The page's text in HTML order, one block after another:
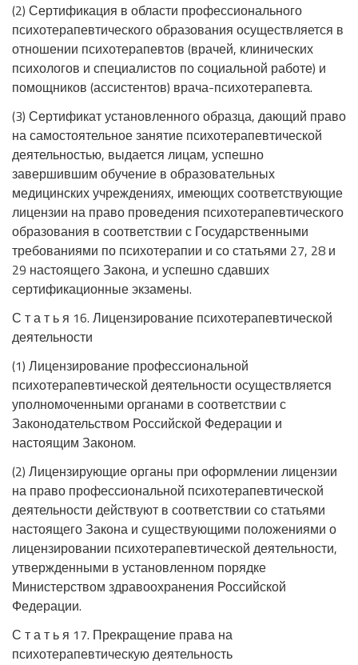
(2) Сертификация в области профессионального
психотерапевтического образования осуществляется в
отношении психотерапевтов (врачей, клинических
психологов и специалистов по социальной работе) и
помощников (ассистентов) врача-психотерапевта.
(3) Сертификат установленного образца, дающий право
на самостоятельное занятие психотерапевтической
деятельностью, выдается лицам, успешно
завершившим обучение в образовательных
медицинских учреждениях, имеющих соответствующие
лицензии на право проведения психотерапевтического
образования в соответствии с Государственными
требованиями по психотерапии и со статьями 27, 28 и
29 настоящего Закона, и успешно сдавших
сертификационные экзамены.
С т а т ь я 16. Лицензирование психотерапевтической
деятельности
(1) Лицензирование профессиональной
психотерапевтической деятельности осуществляется
уполномоченными органами в соответствии с
Законодательством Российской Федерации и
настоящим Законом.
(2) Лицензирующие органы при оформлении лицензии
на право профессиональной психотерапевтической
деятельности действуют в соответствии со статьями
настоящего Закона и существующими положениями о
лицензировании психотерапевтической деятельности,
утвержденными в установленном порядке
Министерством здравоохранения Российской
Федерации.
С т а т ь я 17. Прекращение права на
психотерапевтическую деятельность